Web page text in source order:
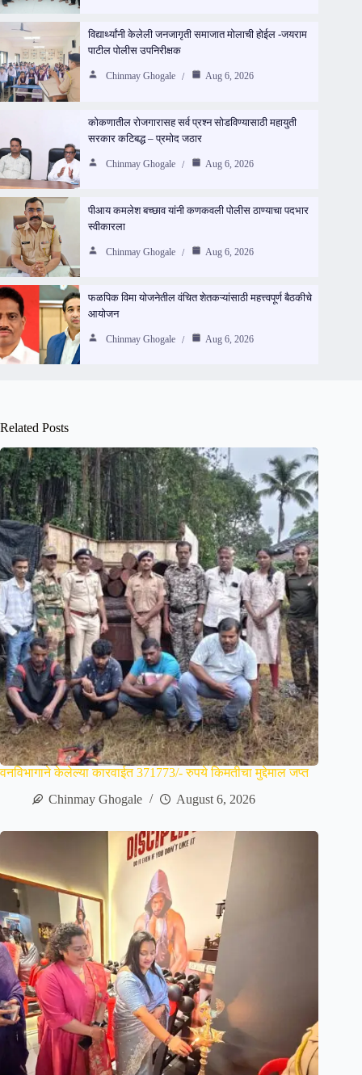
विद्यार्थ्यांनी केलेली जनजागृती समाजात मोलाची होईल -जयराम
पाटील पोलीस उपनिरीक्षक
Chinmay Ghogale Aug 6, 2026
कोकणातील रोजगारासह सर्व प्रश्न सोडविण्यासाठी महायुती
सरकार कटिबद्ध – प्रमोद जठार
Chinmay Ghogale Aug 6, 2026
पीआय कमलेश बच्छाव यांनी कणकवली पोलीस ठाण्याचा पदभार
स्वीकारला
Chinmay Ghogale Aug 6, 2026
फळपिक विमा योजनेतील वंचित शेतकऱ्यांसाठी महत्त्वपूर्ण बैठकीचे
आयोजन
Chinmay Ghogale Aug 6, 2026
Related Posts
वनविभागाने केलेल्या कारवाईत 371773/- रुपये किमतीचा मुद्देमाल जप्त
Chinmay Ghogale
August 6, 2026